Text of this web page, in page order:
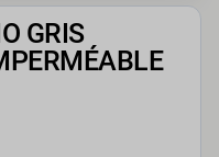
GRIS